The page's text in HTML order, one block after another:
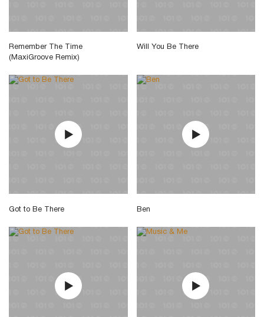
Remember The Time
(MaxiGroove Remix)
Will You Be There
Got to Be There Ben